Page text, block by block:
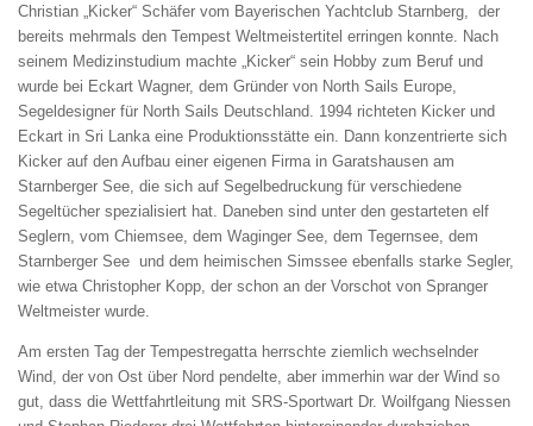
Christian „Kicker“ Schäfer vom Bayerischen Yachtclub Starnberg, der
bereits mehrmals den Tempest Weltmeistertitel erringen konnte. Nach
seinem Medizinstudium machte „Kicker“ sein Hobby zum Beruf und
wurde bei Eckart Wagner, dem Gründer von North Sails Europe,
Segeldesigner für North Sails Deutschland. 1994 richteten Kicker und
Eckart in Sri Lanka eine Produktionsstätte ein. Dann konzentrierte sich
Kicker auf den Aufbau einer eigenen Firma in Garatshausen am
Starnberger See, die sich auf Segelbedruckung für verschiedene
Segeltücher spezialisiert hat. Daneben sind unter den gestarteten elf
Seglern, vom Chiemsee, dem Waginger See, dem Tegernsee, dem
Starnberger See und dem heimischen Simssee ebenfalls starke Segler,
wie etwa Christopher Kopp, der schon an der Vorschot von Spranger
Weltmeister wurde.
Am ersten Tag der Tempestregatta herrschte ziemlich wechselnder
Wind, der von Ost über Nord pendelte, aber immerhin war der Wind so
gut, dass die Wettfahrtleitung mit SRS-Sportwart Dr. Woilfgang Niessen